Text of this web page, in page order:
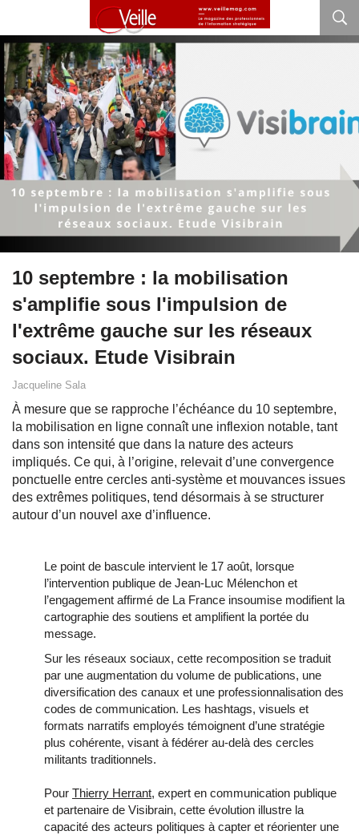
10 septembre : la mobilisation
s'amplifie sous l'impulsion de
l'extrême gauche sur les réseaux
sociaux. Etude Visibrain
Jacqueline Sala
À mesure que se rapproche l’échéance du 10 septembre,
la mobilisation en ligne connaît une inflexion notable, tant
dans son intensité que dans la nature des acteurs
impliqués. Ce qui, à l’origine, relevait d’une convergence
ponctuelle entre cercles anti-système et mouvances issues
des extrêmes politiques, tend désormais à se structurer
autour d’un nouvel axe d’influence.
Le point de bascule intervient le 17 août, lorsque
l’intervention publique de Jean-Luc Mélenchon et
l’engagement affirmé de La France insoumise modifient la
cartographie des soutiens et amplifient la portée du
message.
Sur les réseaux sociaux, cette recomposition se traduit
par une augmentation du volume de publications, une
diversification des canaux et une professionnalisation des
codes de communication. Les hashtags, visuels et
formats narratifs employés témoignent d’une stratégie
plus cohérente, visant à fédérer au-delà des cercles
militants traditionnels.
Pour Thierry Herrant, expert en communication publique
et partenaire de Visibrain, cette évolution illustre la
capacité des acteurs politiques à capter et réorienter une